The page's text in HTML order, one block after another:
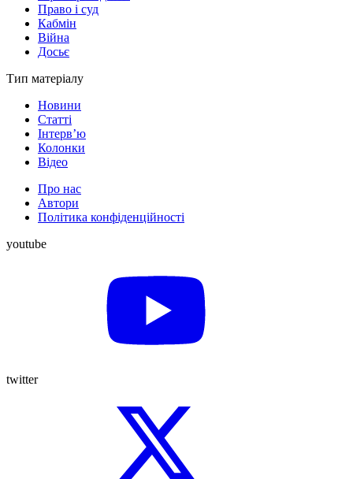
Право і суд
Кабмін
Війна
Досьє
Тип матеріалу
Новини
Статті
Інтерв’ю
Колонки
Відео
Про нас
Автори
Політика конфіденційності
youtube
twitter